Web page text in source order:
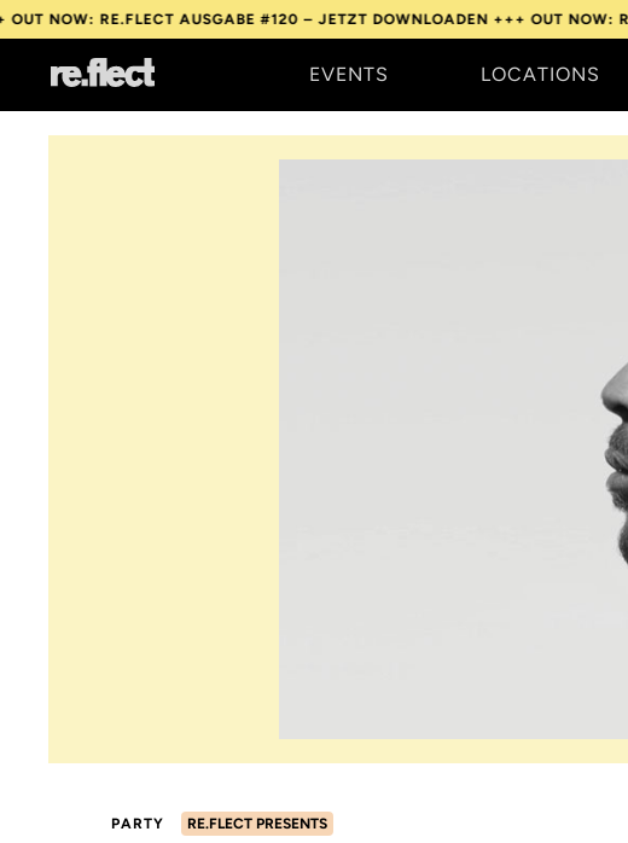
RE.FLECT AUSGABE #120 – JETZT DOWNLOADEN +++OUT NOW: RE.FLECT
EVENTS LOCATIONS
PARTY RE.FLECT PRESENTS